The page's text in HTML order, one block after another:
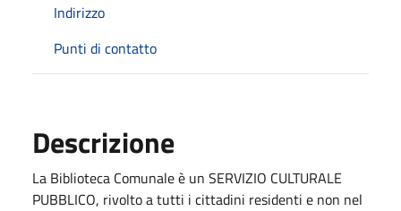
Indirizzo
Punti di contatto
Descrizione
La Biblioteca Comunale è un SERVIZIO CULTURALE
PUBBLICO, rivolto a tutti i cittadini residenti e non nel